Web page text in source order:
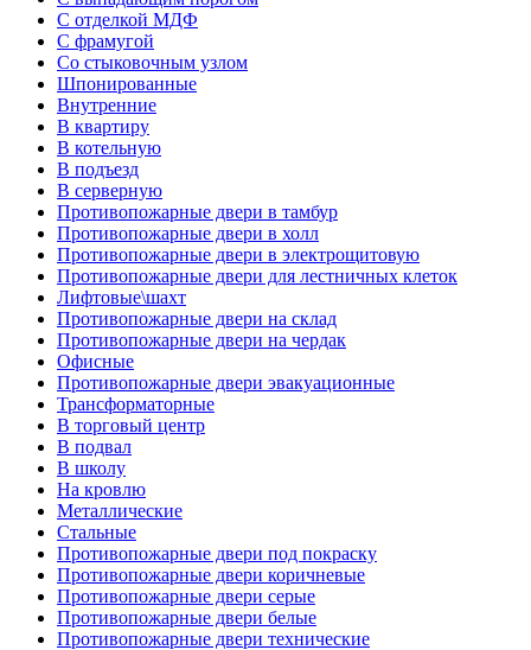
С отделкой МДФ
С фрамугой
Со стыковочным узлом
Шпонированные
Внутренние
В квартиру
В котельную
В подъезд
В серверную
Противопожарные двери в тамбур
Противопожарные двери в холл
Противопожарные двери в электрощитовую
Противопожарные двери для лестничных клеток
Лифтовые\шахт
Противопожарные двери на склад
Противопожарные двери на чердак
Офисные
Противопожарные двери эвакуационные
Трансформаторные
В торговый центр
В подвал
В школу
На кровлю
Металлические
Стальные
Противопожарные двери под покраску
Противопожарные двери коричневые
Противопожарные двери серые
Противопожарные двери белые
Противопожарные двери технические